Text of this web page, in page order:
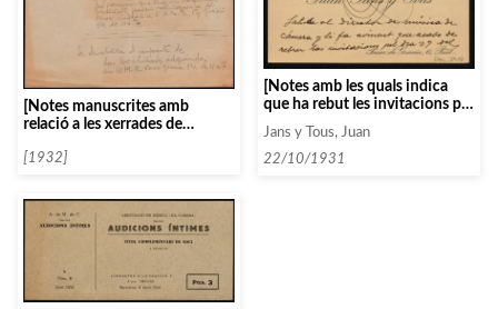
[Notes manuscrites amb
relació a les xerrades de
[1932]
[Notes amb les quals indica
que ha rebut les invitacions pel
concert, en una targeta de
visita de Juan Lans y Tous]
Jans y Tous, Juan
22/10/1931